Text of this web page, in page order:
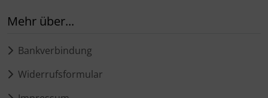
Mehr über...
Bankverbindung
Widerrufsformular